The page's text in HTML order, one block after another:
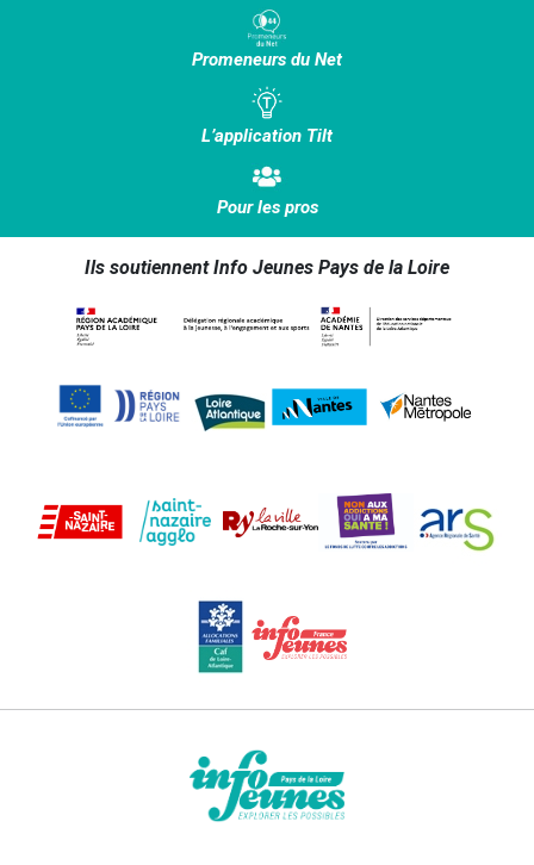
Promeneurs du Net
L’application Tilt
Pour les pros
Ils soutiennent Info Jeunes Pays de la Loire